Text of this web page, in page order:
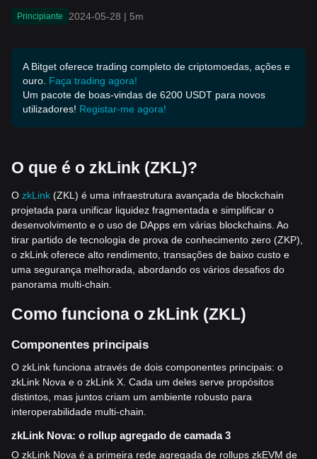
Principiante 2024-05-28 | 5m
A Bitget oferece trading completo de criptomoedas, ações e
ouro. Faça trading agora!
Um pacote de boas-vindas de 6200 USDT para novos
utilizadores! Registar-me agora!
O que é o zkLink (ZKL)?
O zkLink (ZKL) é uma infraestrutura avançada de blockchain
projetada para unificar liquidez fragmentada e simplificar o
desenvolvimento e o uso de DApps em várias blockchains. Ao
tirar partido de tecnologia de prova de conhecimento zero (ZKP),
o zkLink oferece alto rendimento, transações de baixo custo e
uma segurança melhorada, abordando os vários desafios do
panorama multi-chain.
Como funciona o zkLink (ZKL)
Componentes principais
O zkLink funciona através de dois componentes principais: o
zkLink Nova e o zkLink X. Cada um deles serve propósitos
distintos, mas juntos criam um ambiente robusto para
interoperabilidade multi-chain.
zkLink Nova: o rollup agregado de camada 3
O zkLink Nova é a primeira rede agregada de rollups zkEVM de